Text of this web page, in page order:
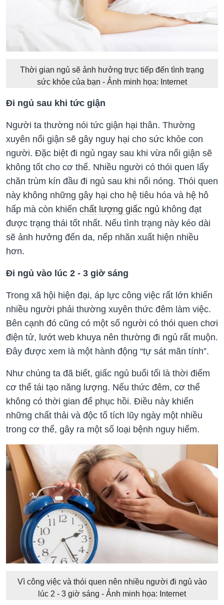
Thời gian ngủ sẽ ảnh hưởng trực tiếp đến tình trạng
sức khỏe của bạn - Ảnh minh họa: Internet
Đi ngủ sau khi tức giận
Người ta thường nói tức giận hại thân. Thường
xuyên nổi giận sẽ gây nguy hại cho sức khỏe con
người. Đặc biệt đi ngủ ngay sau khi vừa nổi giận sẽ
không tốt cho cơ thể. Nhiều người có thói quen lấy
chăn trùm kín đầu đi ngủ sau khi nổi nóng. Thói quen
này không những gây hại cho hệ tiêu hóa và hệ hô
hấp mà còn khiến chất lượng giấc ngủ không đạt
được trạng thái tốt nhất. Nếu tình trạng này kéo dài
sẽ ảnh hưởng đến da, nếp nhăn xuất hiện nhiều
hơn.
Đi ngủ vào lúc 2 - 3 giờ sáng
Trong xã hội hiện đại, áp lực công việc rất lớn khiến
nhiều người phải thường xuyên thức đêm làm việc.
Bên cạnh đó cũng có một số người có thói quen chơi
điện tử, lướt web khuya nên thường đi ngủ rất muộn.
Đây được xem là một hành động “tự sát mãn tính”.
Như chúng ta đã biết, giấc ngủ buổi tối là thời điểm
cơ thể tái tạo năng lượng. Nếu thức đêm, cơ thể
không có thời gian để phục hồi. Điều này khiến
những chất thải và độc tố tích lũy ngày một nhiều
trong cơ thể, gây ra một số loại bệnh nguy hiểm.
Vì công việc và thói quen nên nhiều người đi ngủ vào
lúc 2 - 3 giờ sáng - Ảnh minh họa: Internet